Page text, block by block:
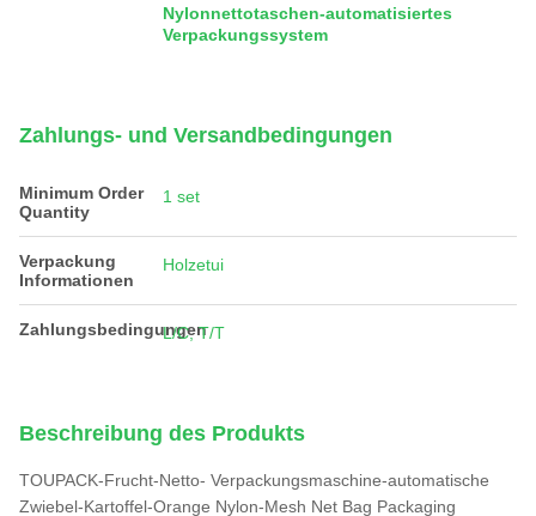
Nylonnettotaschen-automatisiertes
Verpackungssystem
Zahlungs- und Versandbedingungen
Minimum Order
Quantity
1 set
Verpackung
Informationen
Holzetui
Zahlungsbedingungen
L/C, T/T
Beschreibung des Produkts
TOUPACK-Frucht-Netto- Verpackungsmaschine-automatische
Zwiebel-Kartoffel-Orange Nylon-Mesh Net Bag Packaging